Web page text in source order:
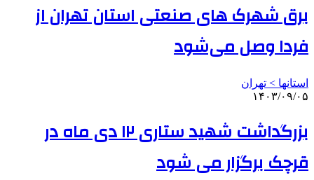
برق شهرک های صنعتی استان تهران از
فردا وصل می‌شود
استانها > تهران
۱۴۰۳/۰۹/۰۵
بزرگداشت شهید ستاری ۱۲ دی ماه در
قرچک برگزار می شود